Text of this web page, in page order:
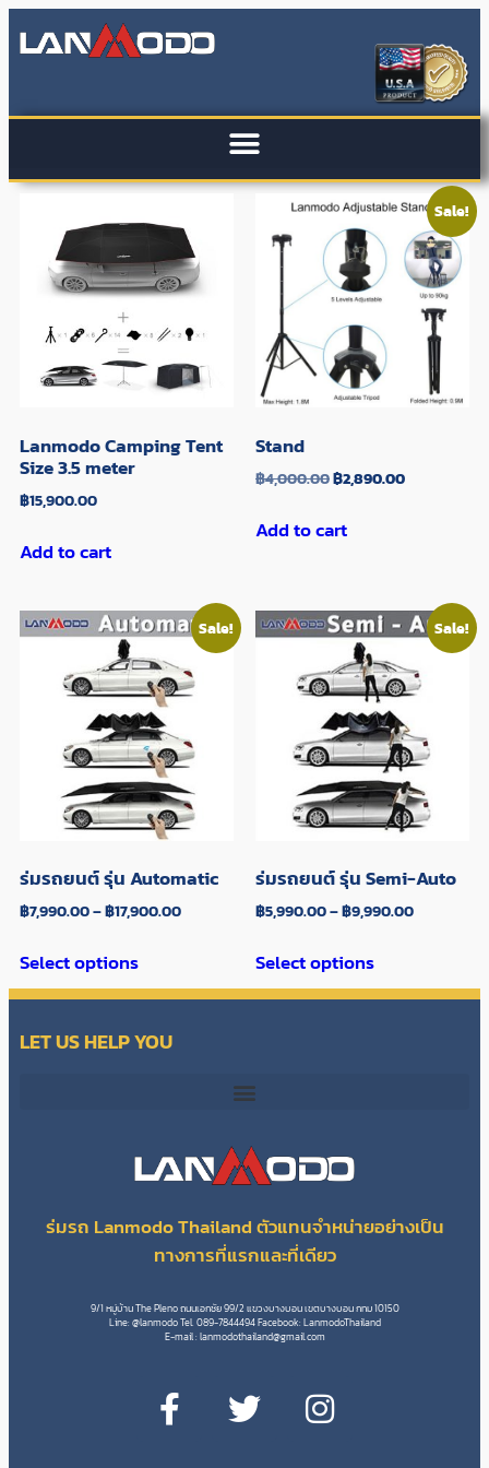
Lanmodo Camping Tent
Size 3.5 meter
฿15,900.00
Add to cart
Sale!
Stand
฿4,000.00฿2,890.00
Add to cart
Sale!
ร่มรถยนต์ รุ่น Automatic
฿7,990.00–฿17,900.00
Select options
Sale!
ร่มรถยนต์ รุ่น Semi-Auto
฿5,990.00–฿9,990.00
Select options
LET US HELP YOU
ร่มรถ Lanmodo Thailand ตัวแทนจำหน่ายอย่างเป็น
ทางการที่แรกและที่เดียว
9/1 หมู่บ้าน The Pleno ถนนเอกชัย 99/2 แขวงบางบอน เขตบางบอน กทม 10150
Line: @lanmodo Tel. 089-7844494 Facebook: LanmodoThailand
E-mail : lanmodothailand@gmail.com